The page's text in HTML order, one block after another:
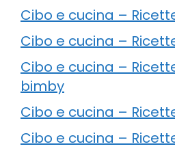
Cibo e cucina –
Cibo e cucina –
Cibo e cucina –
bimby
Cibo e cucina –
Cibo e cucina –